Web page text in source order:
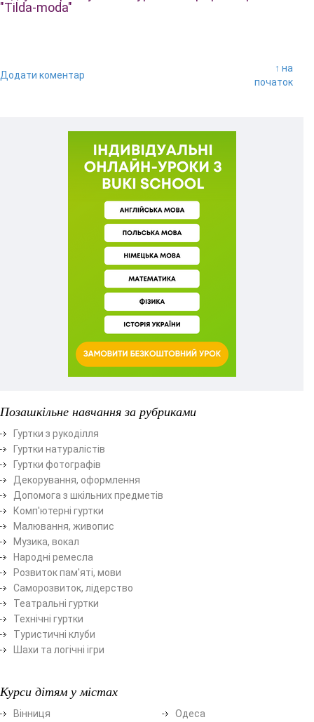
"Tilda-moda"
Додати коментар
↑ на
початок
Позашкільне навчання за рубриками
Гуртки з рукоділля
Гуртки натуралістів
Гуртки фотографів
Декорування, оформлення
Допомога з шкільних предметів
Комп'ютерні гуртки
Малювання, живопис
Музика, вокал
Народні ремесла
Розвиток пам'яті, мови
Саморозвиток, лідерство
Театральні гуртки
Технічні гуртки
Туристичні клуби
Шахи та логічні ігри
Курси дітям у містах
Вінниця
Одеса